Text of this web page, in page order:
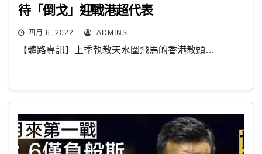
待「倒戈」迎戰港超代表
四月 6, 2022 ADMINS
【體路專訊】上季執教天水圍飛馬的香港教頭…